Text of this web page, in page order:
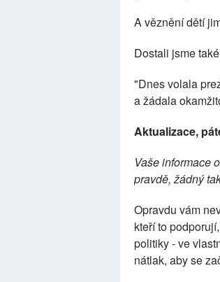
A věznění dětí
Dostali jsme
"Dnes volala
a žádala
Aktualizace,
Vaše informace
pravdě, žádný
Opravdu vám
kteří to
politiky - ve
nátlak, aby se